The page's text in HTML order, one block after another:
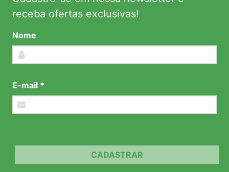
receba ofertas exclusivas!
Nome
E-mail *
CADASTRAR